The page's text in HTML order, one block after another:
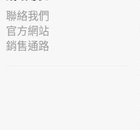
聯絡我們
官方網站
銷售通路